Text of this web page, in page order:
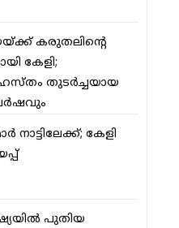
കരുതലിന്റെ
കേളി;
തുടര്‍ച്ചയായ
നാട്ടിലേക്ക്; കേളി
പുതിയ